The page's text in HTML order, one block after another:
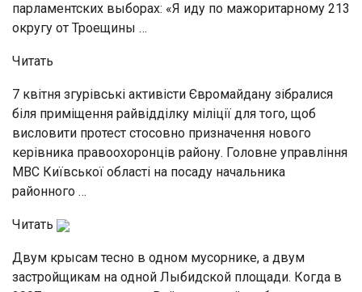
парламентских выборах: «Я иду по мажоритарному 213
округу от Троещины …
Читать
7 квітня згурівські активісти Євромайдану зібралися
біля приміщення райвідділку міліції для того, щоб
висловити протест стосовно призначення нового
керівника правоохоронців району. Головне управління
МВС Київської області на посаду начальника
районного …
Читать
Двум крысам тесно в одном мусорнике, а двум
застройщикам на одной Лыбидской площади. Когда в